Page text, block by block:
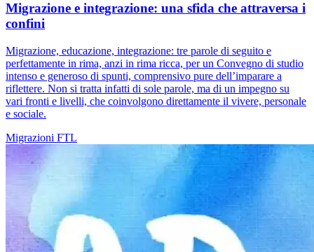
Migrazione e integrazione: una sfida che attraversa i
confini
Migrazione, educazione, integrazione: tre parole di seguito e
perfettamente in rima, anzi in rima ricca, per un Convegno di studio
intenso e generoso di spunti, comprensivo pure dell’imparare a
riflettere. Non si tratta infatti di sole parole, ma di un impegno su
vari fronti e livelli, che coinvolgono direttamente il vivere, personale
e sociale.
Migrazioni FTL